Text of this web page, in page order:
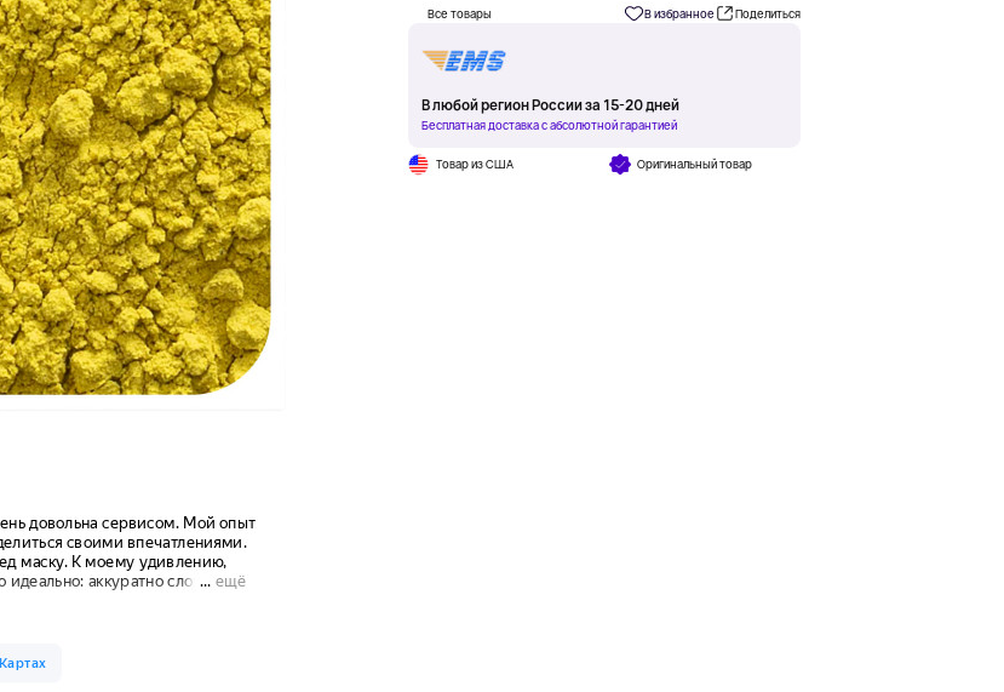
Все товары В избранное Поделиться
В любой регион России за 15-20 дней
Бесплатная доставка с абсолютной гарантией
Товар из США Оригинальный товар